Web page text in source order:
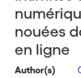
nouées
en ligne
Author(s)